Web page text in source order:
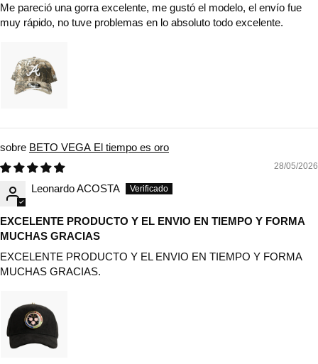
Me pareció una gorra excelente, me gustó el modelo, el envío fue
muy rápido, no tuve problemas en lo absoluto todo excelente.
BETO VEGA El tiempo es oro
28/05/2026
Leonardo ACOSTA
EXCELENTE PRODUCTO Y EL ENVIO EN TIEMPO Y FORMA
MUCHAS GRACIAS
EXCELENTE PRODUCTO Y EL ENVIO EN TIEMPO Y FORMA
MUCHAS GRACIAS.